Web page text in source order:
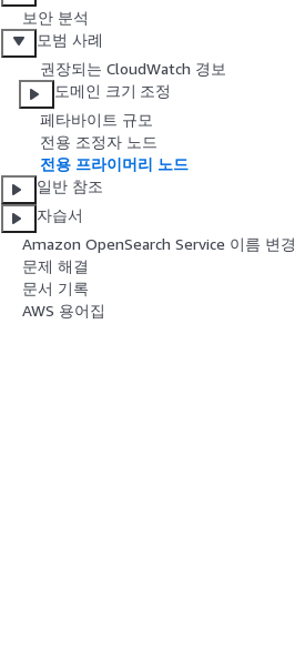
보안 분석
모범 사례
권장되는 CloudWatch 경보
도메인 크기 조정
페타바이트 규모
전용 조정자 노드
전용 프라이머리 노드
일반 참조
자습서
Amazon OpenSearch Service 이름 변경
문제 해결
문서 기록
AWS 용어집